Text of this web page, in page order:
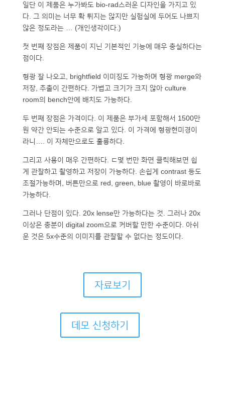
일단 이 제품은 누가봐도 bio-rad스러운 디자인을 가지고 있
다. 그 의미는 너무 확 튀지는 않지만 실험실에 두어도 나쁘지
않은 정도라는 … (개인생각이다.)
첫 번째 장점은 제품이 지닌 기본적인 기능에 매우 충실하다는
점이다.
형광 잘 나오고, brightfield 이미징도 가능하며 형광 merge와
저장, 추출이 간편하다. 가볍고 크기가 크지 않아 culture
room의 bench안에 배치도 가능하다.
두 번째 장점은 가격이다. 이 제품은 부가세 포함해서 1500만
원 약간 안되는 수준으로 알고 있다. 이 가격에 형광현미경이
라니…. 이 자체만으로도 훌륭하다.
그리고 사용이 매우 간편하다. ㄷ몇 번만 화면 클릭해보면 쉽
게 관찰하고 촬영하고 저장이 가능하다. 손쉽게 contrast 등도
조절가능하며, 버튼만으로 red, green, blue 촬영이 바로바로
가능하다.
그러나 단점이 있다. 20x lense만 가능하다는 것. 그러나 20x
이상은 충분이 digital zoom으로 커버할 만한 수준이다. 아쉬
운 것은 5x수준의 이미지를 관찰할 수 없다는 정도이다.
자료보기
데모 신청하기